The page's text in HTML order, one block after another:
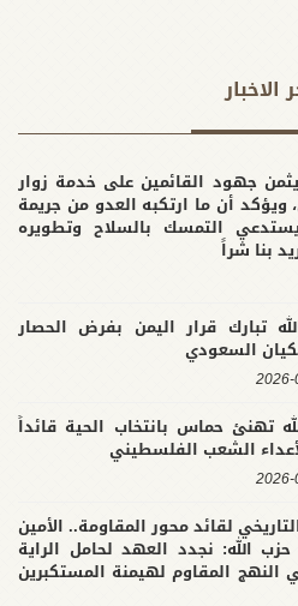
الاخبار
يثمن جهود القائمين على خدمة زوار
ويؤكد أن ما ارتكبه العدو من جريمة
يستدعي التمسك بالسلاح وتطويره
بنا شراً
تبارك قرار اليمن بفرض الحصار
السعودي
تهنئ حماس بانتخاب الحية قائداً
الشعب الفلسطيني
لقائد محور المقاومة.. الأمين
حزب الله: نجدد العهد لحامل الراية
النهج المقاوم لهيمنة المستكبرين